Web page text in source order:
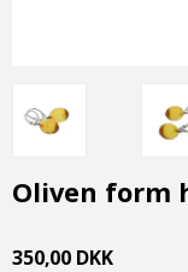
Oliven form
350,00 DKK